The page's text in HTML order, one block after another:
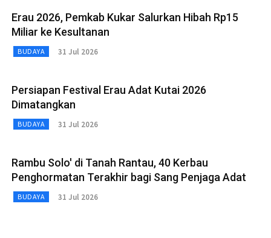
Erau 2026, Pemkab Kukar Salurkan Hibah Rp15
Miliar ke Kesultanan
BUDAYA 31 Jul 2026
Persiapan Festival Erau Adat Kutai 2026
Dimatangkan
BUDAYA 31 Jul 2026
Rambu Solo' di Tanah Rantau, 40 Kerbau
Penghormatan Terakhir bagi Sang Penjaga Adat
BUDAYA 31 Jul 2026